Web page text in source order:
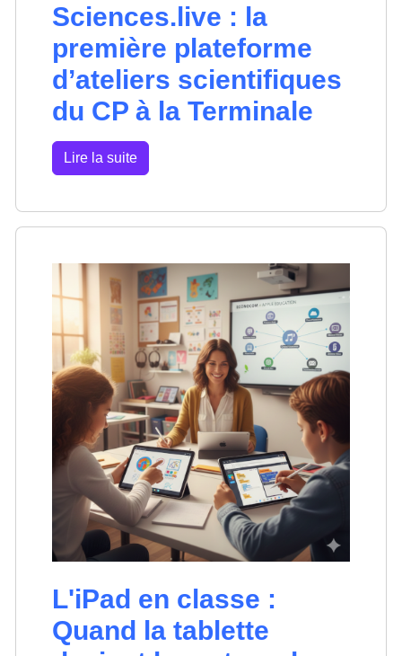
Sciences.live : la
première plateforme
d’ateliers scientifiques
du CP à la Terminale
Lire la suite
L'iPad en classe :
Quand la tablette